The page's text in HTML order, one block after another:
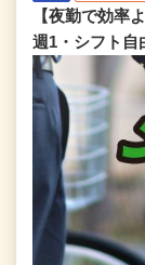
【夜勤で効率
週1・シフト自